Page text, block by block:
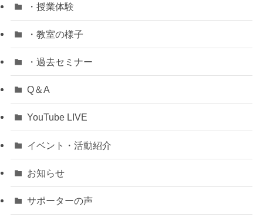
・授業体験
・教室の様子
・過去セミナー
Q＆A
YouTube LIVE
イベント・活動紹介
お知らせ
サポーターの声